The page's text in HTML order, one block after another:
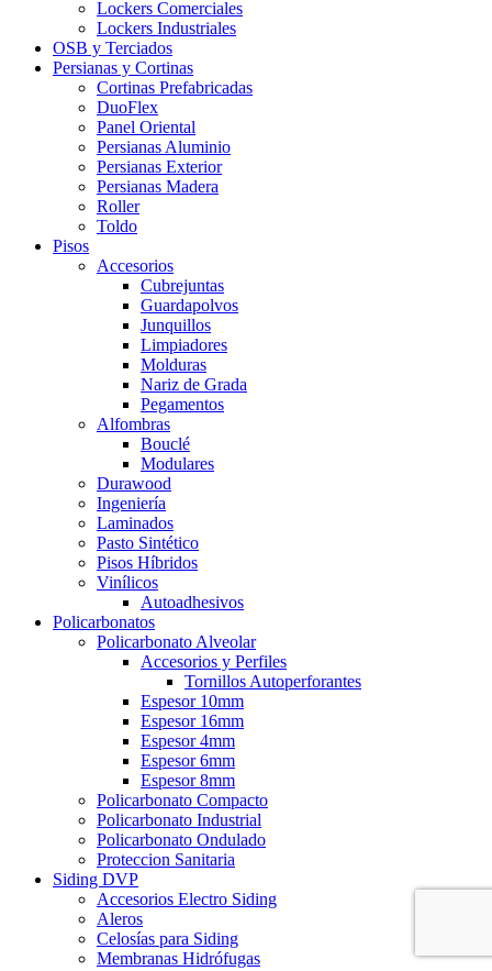
Lockers Comerciales
Lockers Industriales
OSB y Terciados
Persianas y Cortinas
Cortinas Prefabricadas
DuoFlex
Panel Oriental
Persianas Aluminio
Persianas Exterior
Persianas Madera
Roller
Toldo
Pisos
Accesorios
Cubrejuntas
Guardapolvos
Junquillos
Limpiadores
Molduras
Nariz de Grada
Pegamentos
Alfombras
Bouclé
Modulares
Durawood
Ingeniería
Laminados
Pasto Sintético
Pisos Híbridos
Vinílicos
Autoadhesivos
Policarbonatos
Policarbonato Alveolar
Accesorios y Perfiles
Tornillos Autoperforantes
Espesor 10mm
Espesor 16mm
Espesor 4mm
Espesor 6mm
Espesor 8mm
Policarbonato Compacto
Policarbonato Industrial
Policarbonato Ondulado
Proteccion Sanitaria
Siding DVP
Accesorios Electro Siding
Aleros
Celosías para Siding
Membranas Hidrófugas